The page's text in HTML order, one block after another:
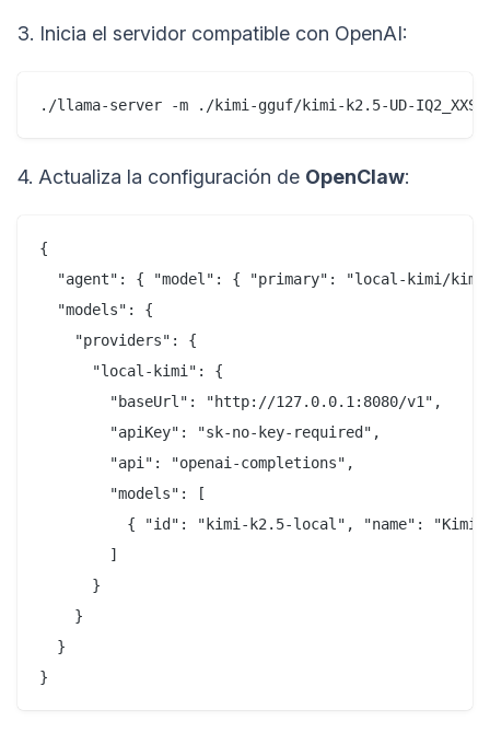
3. Inicia el servidor compatible con OpenAI:
./llama-server -m ./kimi-gguf/kimi-k2.5-UD-
4. Actualiza la configuración de OpenClaw:
{
"agent": { "model": { "primary": "local-kimi/
  "models": {
    "providers": {
      "local-kimi": {
        "baseUrl": "http://127.0.0.1:8080/v1",
        "apiKey": "sk-no-key-required",
        "api": "openai-completions",
        "models": [
{ "id": "kimi-k2.5-local", "name":
        ]
      }
    }
  }
}